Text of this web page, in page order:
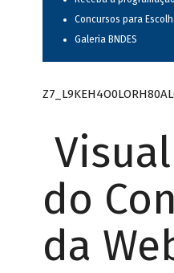
Concursos para
Galeria BNDES
do
da